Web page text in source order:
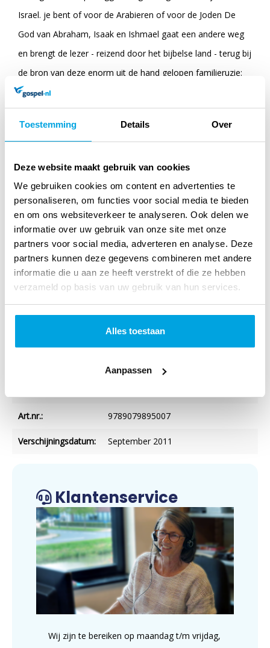
Toestemming Details Over
Deze website maakt gebruik van cookies
We gebruiken cookies om content en advertenties te
personaliseren, om functies voor social media te bieden
en om ons websiteverkeer te analyseren. Ook delen we
informatie over uw gebruik van onze site met onze
partners voor social media, adverteren en analyse. Deze
partners kunnen deze gegevens combineren met andere
informatie die u aan ze heeft verstrekt of die ze hebben
verzameld op basis van uw gebruik van hun services.
Alles toestaan
Aanpassen
Israel. je bent of voor de Arabieren of voor de Joden De
God van Abraham, Isaak en Ishmael gaat een andere weg
en brengt de lezer - reizend door het bijbelse land - terug bij
de bron van deze enorm uit de hand gelopen familieruzie:
de strijd tussen Isaak en Ishmael, de kinderen van Abraham.
Wil er ooit vrede komen in het Midden-Oosten dan moet de
relatie herstellen tussen beide halfbroers. En juist dit beloof
vergeten beloften, zowel voor Isaak. maar ook zeker voor
Ishmael, de wilde ezel. Auteur Jaap Bonker Jaap is directeur
van Pioneers/ Arabische wereldzending
Specificaties
Titel: God van abraham isaak en ishmael
Auteur: J. Bonker
707
Art.nr.: 9789079895007
Verschijningsdatum: September 2011
Klantenservice
Wij zijn te bereiken op maandag t/m vrijdag,